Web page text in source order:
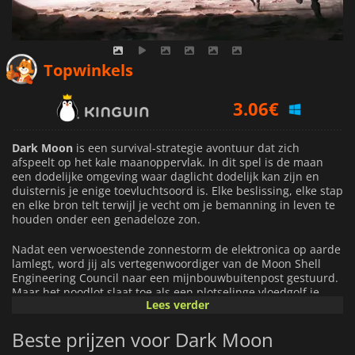
Topwinkels
3.87€
8.21€
Dark Moon is een survival-strategie avontuur dat zich
afspeelt op het kale maanoppervlak. In dit spel is de maan
een dodelijke omgeving waar daglicht dodelijk kan zijn en
duisternis je enige toevluchtsoord is. Elke beslissing, elke stap
en elke bron telt terwijl je vecht om je bemanning in leven te
houden onder een genadeloze zon.
Nadat een verwoestende zonnestorm de elektronica op aarde
lamlegt, word jij als vertegenwoordiger van de Moon Shell
Engineering Council naar een mijnbouwbuitenpost gestuurd.
Maar het noodlot slaat toe als een plotselinge vloedgolf je
basis beschadigt, waardoor je het hoofd moet bieden aan het
uitgestrekt, meedogenloos en vol onvoorziene gevaren en zal
je strategisch denken, aanpassingsvermogen en
Lees verder
Beste prijzen voor Dark Moon